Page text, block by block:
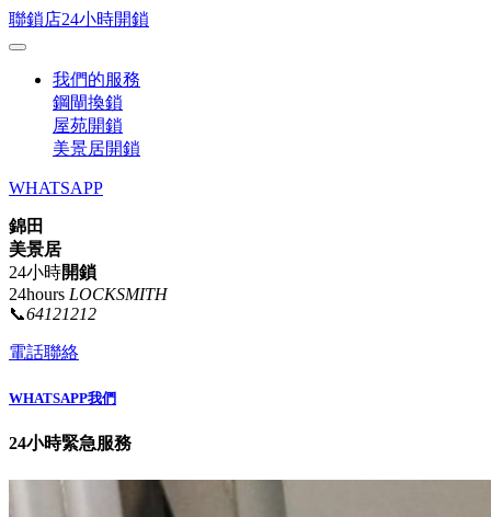
聯鎖店24小時開鎖
我們的服務
鋼閘換鎖
屋苑開鎖
美景居開鎖
WHATSAPP
錦田
美景居
24小時開鎖
24hours LOCKSMITH
📞64121212
電話聯絡
WHATSAPP我們
24小時緊急服務